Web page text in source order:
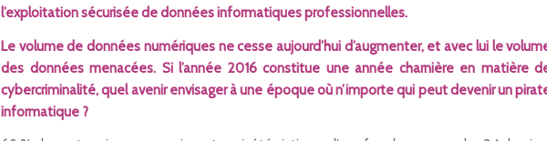
l’exploitation sécurisée de données informatiques professionnelles.
Le volume de données numériques ne cesse aujourd’hui d’augmenter, et avec lui le
des données menacées. Si l’année 2016 constitue une année charnière en matière
cybercriminalité, quel avenir envisager à une époque où n’importe qui peut devenir un
informatique ?